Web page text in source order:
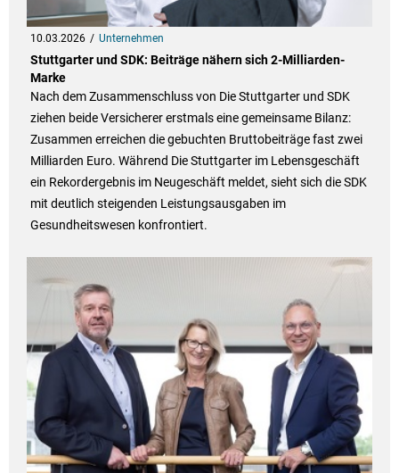
10.03.2026 Unternehmen
Stuttgarter und SDK: Beiträge nähern sich 2-Milliarden-
Marke
Nach dem Zusammenschluss von Die Stuttgarter und SDK
ziehen beide Versicherer erstmals eine gemeinsame Bilanz:
Zusammen erreichen die gebuchten Bruttobeiträge fast zwei
Milliarden Euro. Während Die Stuttgarter im Lebensgeschäft
ein Rekordergebnis im Neugeschäft meldet, sieht sich die SDK
mit deutlich steigenden Leistungsausgaben im
Gesundheitswesen konfrontiert.